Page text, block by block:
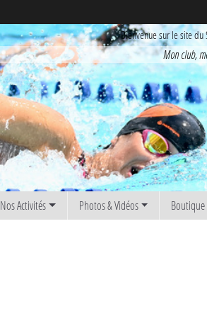
Bienvenue sur le site du
Mon club,
Nos Activités Photos & Vidéos